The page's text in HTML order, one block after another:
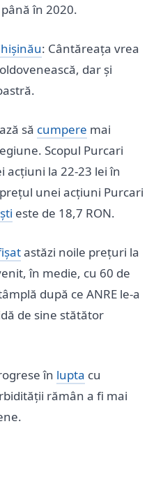
în 2020.
: Cântăreața vrea
dar și
să cumpere mai
Scopul Purcari
acțiuni la 22-23 lei în
unei acțiuni Purcari
este de 18,7 RON.
astăzi noile prețuri la
în medie, cu 60 de
după ce ANRE le-a
de sine stătător
în lupta cu
rămân a fi mai